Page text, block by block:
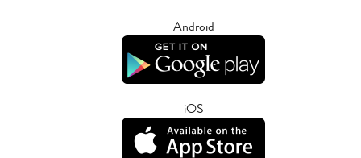
Android
iOS